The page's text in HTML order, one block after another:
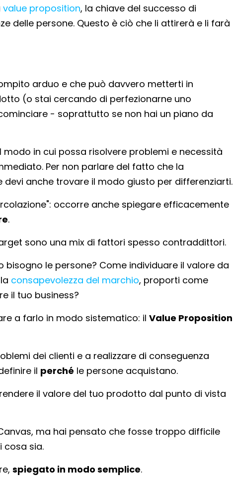
value proposition, la chiave del successo di
delle persone. Questo è ciò che li attirerà e li farà
arduo e che può davvero metterti in
(o stai cercando di perfezionarne uno
- soprattutto se non hai un piano da
in cui possa risolvere problemi e necessità
Per non parlare del fatto che la
anche trovare il modo giusto per differenziarti.
occorre anche spiegare efficacemente
.
sono una mix di fattori spesso contraddittori.
le persone? Come individuare il valore da
consapevolezza del marchio, proporti come
il tuo business?
a farlo in modo sistematico: il Value Proposition
dei clienti e a realizzare di conseguenza
il perché le persone acquistano.
il valore del tuo prodotto dal punto di vista
ma hai pensato che fosse troppo difficile
cosa sia.
spiegato in modo semplice.